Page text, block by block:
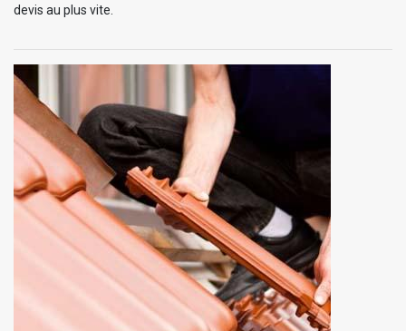
devis au plus vite.